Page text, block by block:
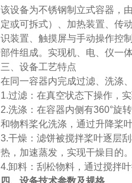
该设备为不锈钢制立式容器，
定或可拆式）、加热装置、传
识装置、触摸屏与手动操作控
部件组成。实现机、电、仪一
三、设备工艺特点
在同一容器内完成过滤、洗涤
1.过滤：在真空状态下操作，
2.洗涤：在容器内侧有360°旋
和物料桨化洗涤，通过升降桨
3.干燥：滤饼被搅拌桨叶逐层
热，加速蒸发，实现干燥目的
4.卸料：刮松物料，通过搅拌
四、 设备技术参数及规格